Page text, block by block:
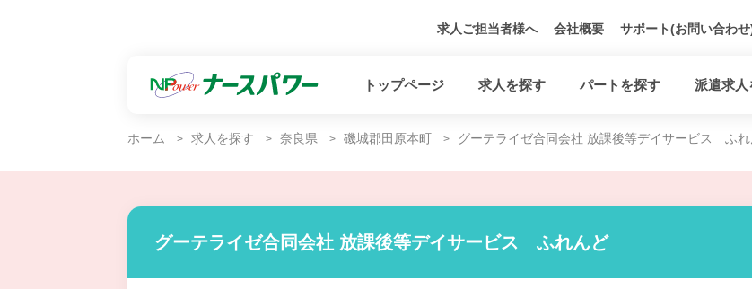
求人ご担当者様へ 会社概要 サポート(お問い合わせ
トップページ 求人を探す パートを探す 派遣求人
ホーム 求人を探す 奈良県 磯城郡田原本町 グーテライゼ合同会社 放課後等デイサービス ふれ
グーテライゼ合同会社 放課後等デイサービス ふれんど